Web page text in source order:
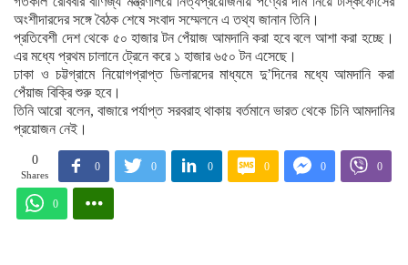
অংশীদারদের সঙ্গে বৈঠক শেষে সংবাদ সম্মেলনে এ তথ্য জানান তিনি।
প্রতিবেশী দেশ থেকে ৫০ হাজার টন পেঁয়াজ আমদানি করা হবে বলে আশা করা হচ্ছে।
এর মধ্যে প্রথম চালানে ট্রেনে করে ১ হাজার ৬৫০ টন এসেছে।
ঢাকা ও চট্টগ্রামে নিয়োগপ্রাপ্ত ডিলারদের মাধ্যমে দু’দিনের মধ্যে আমদানি করা
পেঁয়াজ বিক্রি শুরু হবে।
তিনি আরো বলেন, বাজারে পর্যাপ্ত সরবরাহ থাকায় বর্তমানে ভারত থেকে চিনি আমদানির
প্রয়োজন নেই।
0
Shares
0 0 0 0 0 0
0